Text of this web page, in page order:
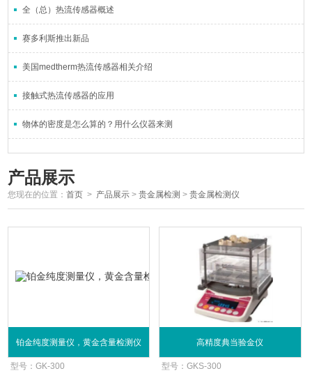
全（总）热流传感器概述
赛多利斯推出新品
美国medtherm热流传感器相关介绍
接触式热流传感器的应用
物体的密度是怎么算的？用什么仪器来测
产品展示
您现在的位置：首页 > 产品展示 >贵金属检测 >贵金属检测仪
铂金纯度测量仪，黄金含量检测仪
型号：GK-300
高精度典当验金仪
型号：GKS-300